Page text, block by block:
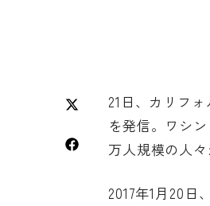
21日、カリフ
を発信。ワシ
万人規模の人々
2017年1月20